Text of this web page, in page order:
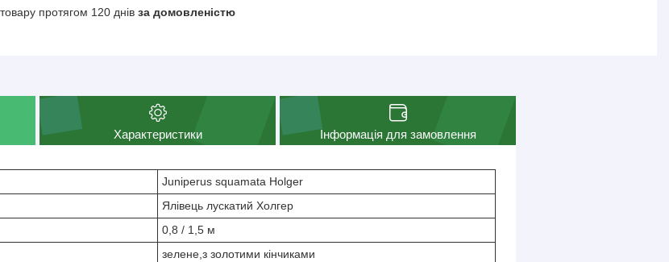
протягом 120 днів за домовленістю
Характеристики Інформація для замовлення
Juniperus squamata Holger
Ялівець лускатий Холгер
0,8 / 1,5 м
зелене,з золотими кінчиками